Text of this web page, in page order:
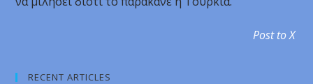
Post to X
RECENT ARTICLES